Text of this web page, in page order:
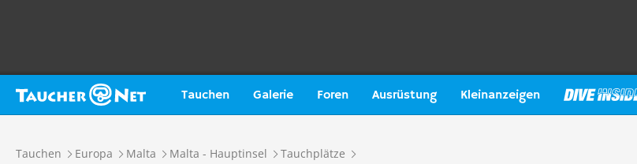
Tauchen Galerie Foren Ausrüstung Kleinanzeigen
Tauchen Europa Malta Malta - Hauptinsel Tauchplätze